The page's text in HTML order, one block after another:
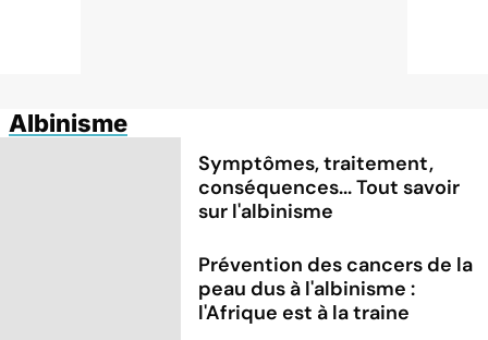
Albinisme
Symptômes, traitement,
conséquences... Tout savoir
sur l'albinisme
Prévention des cancers de la
peau dus à l'albinisme :
l'Afrique est à la traine